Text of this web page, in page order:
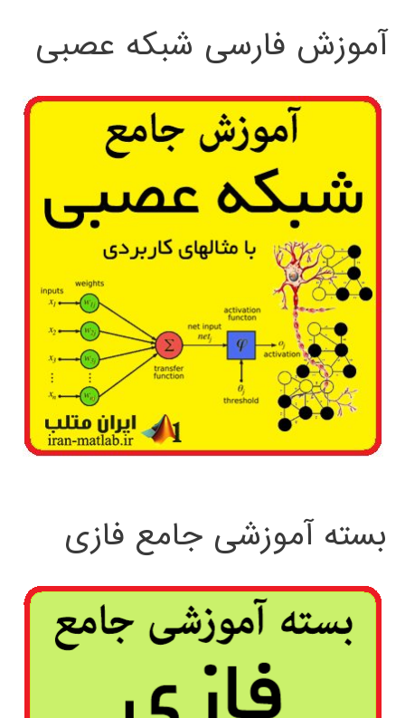
آموزش فارسی شبکه عصبی
بسته آموزشی جامع فازی